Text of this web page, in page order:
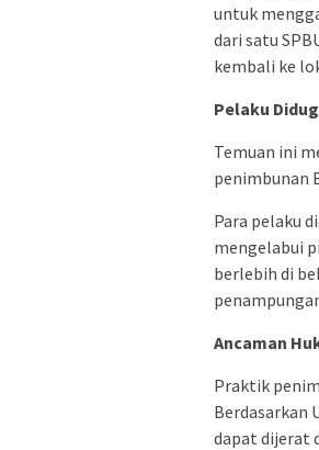
untuk
dari satu
kembali ke
Pelaku
Temuan ini
penimbunan
Para pelaku
mengelabui
berlebih di
Ancaman
Praktik
Berdasarkan
dapat dijerat